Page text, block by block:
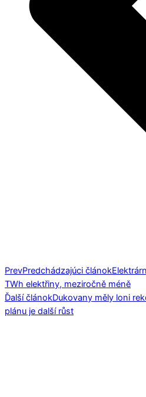
PrevPredchádzajúci článok
TWh elektřiny, meziročně méně
Ďalší článokDukovany měly loni
plánu je další růst